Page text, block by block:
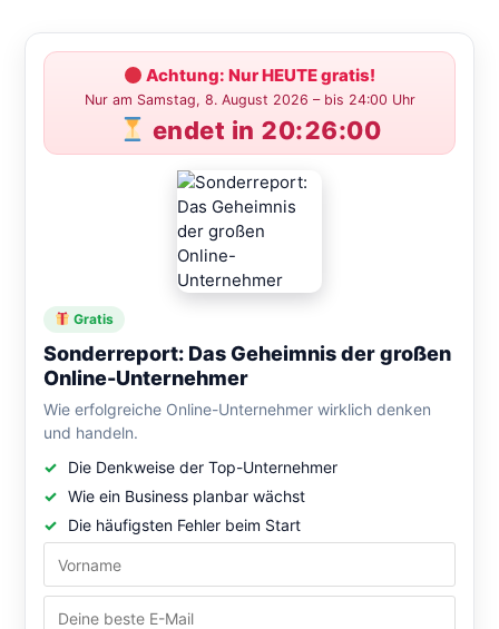
Achtung: Nur HEUTE gratis!
Nur am Samstag, 8. August 2026 – bis 24:00 Uhr
endet in 20:25:59
Gratis
Sonderreport: Das Geheimnis der großen
Online-Unternehmer
Wie erfolgreiche Online-Unternehmer wirklich denken
und handeln.
Die Denkweise der Top-Unternehmer
Wie ein Business planbar wächst
Die häufigsten Fehler beim Start